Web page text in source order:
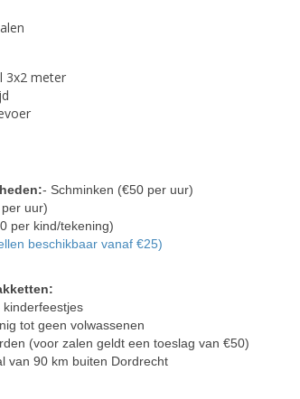
3x2 meter
- Schminken (€50 per uur)
uur)
per kind/tekening)
beschikbaar vanaf €25)
tot geen volwassenen
(voor zalen geldt een toeslag van €50)
van 90 km buiten Dordrecht